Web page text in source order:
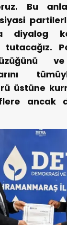
Bu
diyalog
tutacağız.
üstüne
ancak